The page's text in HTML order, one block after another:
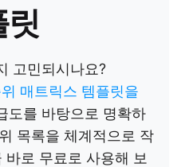
릿
고민되시나요?
매트릭스 템플릿을
도를 바탕으로 명확하
목록을 체계적으로 작
로 무료로 사용해 보